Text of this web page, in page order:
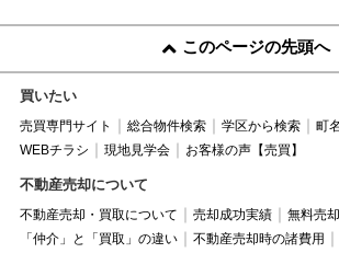
このページの先頭へ
買いたい
売買専門サイト 総合物件検索 学区から検索
町
WEBチラシ
現地見学会 お客様の声【売買】
不動産売却について
不動産売却・買取について 売却成功実績
無料売
「仲介」と「買取」の違い
不動産売却時の諸費用